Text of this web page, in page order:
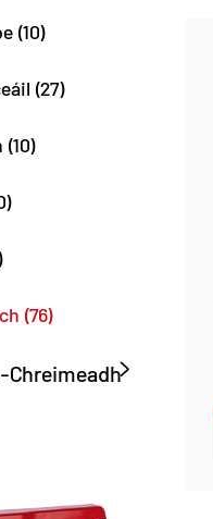
(10)
(27)
(76)
Chreimeadh